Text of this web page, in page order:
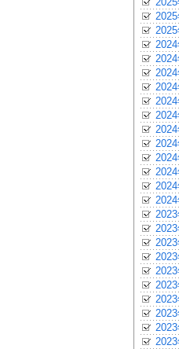
2025
2025
2024
2024
2024
2024
2024
2024
2024
2024
2024
2024
2024
2024
2023
2023
2023
2023
2023
2023
2023
2023
2023
2023